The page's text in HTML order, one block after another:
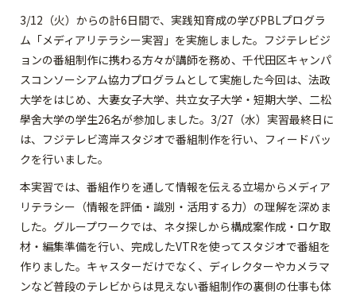
3/12（火）からの計6日間で、実践知育成の学びPBLプログラ
ム「メディアリテラシー実習」を実施しました。フジテレビジ
ョンの番組制作に携わる方々が講師を務め、千代田区キャンパ
スコンソーシアム協力プログラムとして実施した今回は、法政
大学をはじめ、大妻女子大学、共立女子大学・短期大学、二松
學舍大学の学生26名が参加しました。3/27（水）実習最終日に
は、フジテレビ湾岸スタジオで番組制作を行い、フィードバッ
クを行いました。
本実習では、番組作りを通して情報を伝える立場からメディア
リテラシー（情報を評価・識別・活用する力）の理解を深めま
した。グループワークでは、ネタ探しから構成案作成・ロケ取
材・編集準備を行い、完成したVTRを使ってスタジオで番組を
作りました。キャスターだけでなく、ディレクターやカメラマ
ンなど普段のテレビからは見えない番組制作の裏側の仕事も体